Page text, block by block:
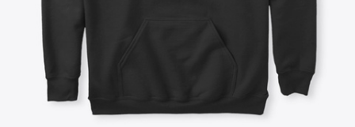
Venda em todo lugar
Unisex Premium Pullover Hoodie
US$ 32,99
Women's Classic Tee